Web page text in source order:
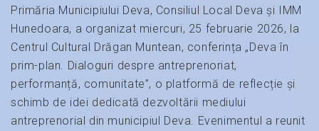
Primăria Municipiului Deva, Consiliul Local Deva și IMM
Hunedoara, a organizat miercuri, 25 februarie 2026, la
Centrul Cultural Drăgan Muntean, conferința „Deva în
prim-plan. Dialoguri despre antreprenoriat,
performanță, comunitate”, o platformă de reflecție și
schimb de idei dedicată dezvoltării mediului
antreprenorial din municipiul Deva. Evenimentul a reunit